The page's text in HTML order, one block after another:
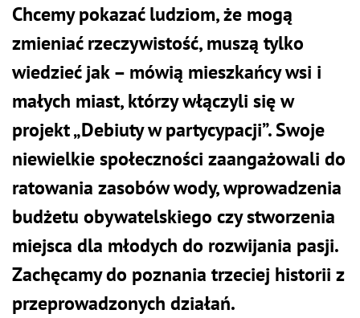
Chcemy pokazać ludziom, że mogą
zmieniać rzeczywistość, muszą tylko
wiedzieć jak – mówią mieszkańcy wsi i
małych miast, którzy włączyli się w
projekt „Debiuty w partycypacji”. Swoje
niewielkie społeczności zaangażowali do
ratowania zasobów wody, wprowadzenia
budżetu obywatelskiego czy stworzenia
miejsca dla młodych do rozwijania pasji.
Zachęcamy do poznania trzeciej historii z
przeprowadzonych działań.